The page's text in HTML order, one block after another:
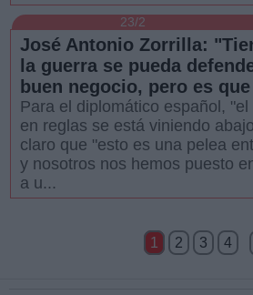
23/2
José Antonio Zorrilla:
la guerra se pueda
buen negocio, pero es
Para el diplomático español,
en reglas se está viniendo
claro que "esto es una pelea
y nosotros nos hemos puesto
a u...
1 2 3 4